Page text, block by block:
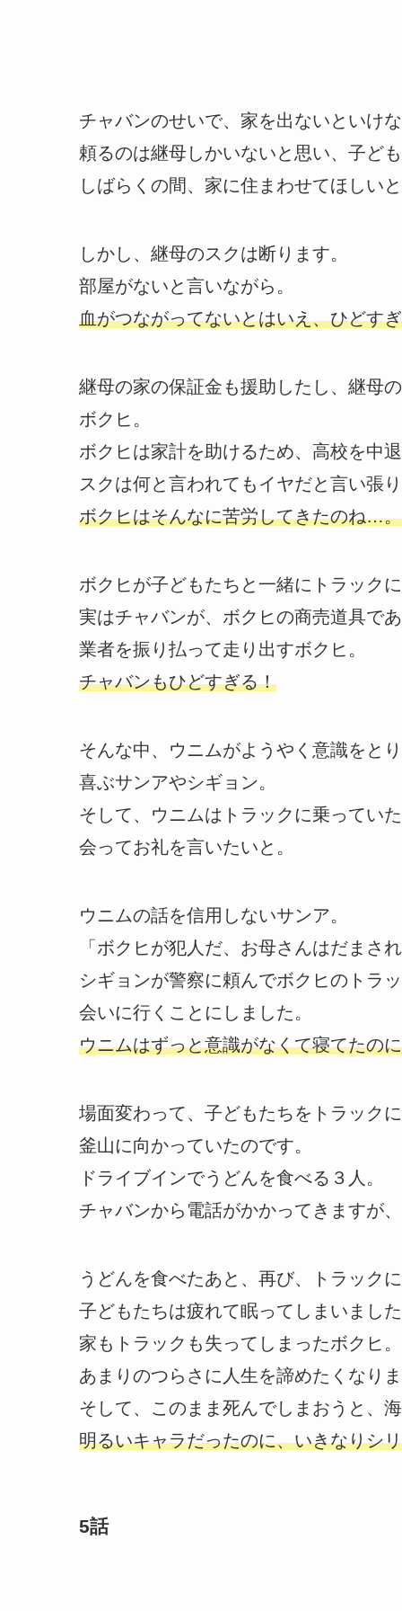
チャバンのせいで、家を出ないといけ
頼るのは継母しかいないと思い、子ど
しばらくの間、家に住まわせてほしい
しかし、継母のスクは断ります。
部屋がないと言いながら。
血がつながってないとはいえ、ひどす
継母の家の保証金も援助したし、継母
ボクヒ。
ボクヒは家計を助けるため、高校を中
スクは何と言われてもイヤだと言い張
ボクヒはそんなに苦労してきたのね…
ボクヒが子どもたちと一緒にトラック
実はチャバンが、ボクヒの商売道具で
業者を振り払って走り出すボクヒ。
チャバンもひどすぎる！
そんな中、ウニムがようやく意識をと
喜ぶサンアやシギョン。
そして、ウニムはトラックに乗ってい
会ってお礼を言いたいと。
ウニムの話を信用しないサンア。
「ボクヒが犯人だ、お母さんはだまさ
シギョンが警察に頼んでボクヒのトラ
会いに行くことにしました。
ウニムはずっと意識がなくて寝てたの
場面変わって、子どもたちをトラック
釜山に向かっていたのです。
ドライブインでうどんを食べる３人。
チャバンから電話がかかってきますが
うどんを食べたあと、再び、トラック
子どもたちは疲れて眠ってしまいまし
家もトラックも失ってしまったボクヒ。
あまりのつらさに人生を諦めたくなり
そして、このまま死んでしまおうと、
明るいキャラだったのに、いきなりシ
5話